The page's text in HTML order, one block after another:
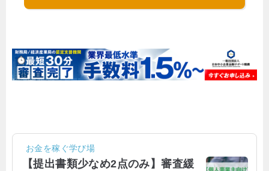
お金を稼ぐ学び場
【提出書類少なめ2点のみ】審査緩